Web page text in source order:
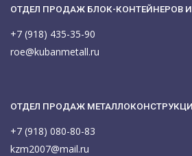
ОТДЕЛ ПРОДАЖ БЛОК-КОНТЕЙНЕРОВ
+7 (918) 435-35-90
roe@kubanmetall.ru
ОТДЕЛ ПРОДАЖ
+7 (918) 080-80-83
kzm2007@mail.ru